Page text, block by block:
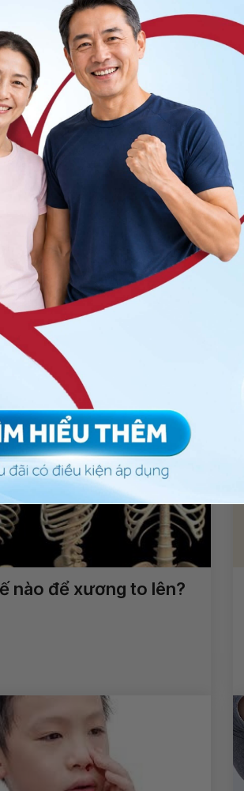
gì?
sao?
, đặt muaGÓI DỊCH VỤ
hoặc đặt
My Vinmec để quản lý, theo dõi
Chia sẻ
QnA
nào để xương to lên?